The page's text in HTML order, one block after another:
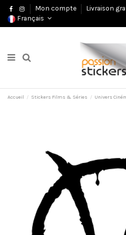
Mon compte
Livraison
Français
Accueil Stickers Films & Séries Univers